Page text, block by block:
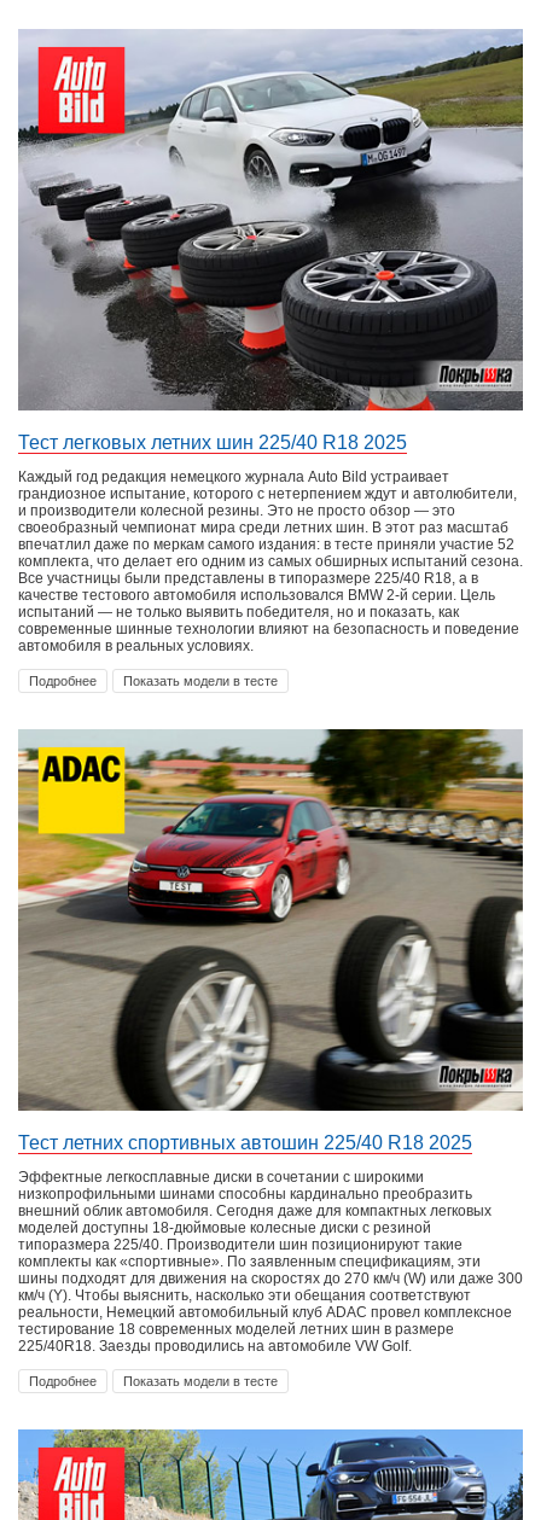
Тест легковых летних шин 225/40 R18 2025
Каждый год редакция немецкого журнала Auto Bild устраивает
грандиозное испытание, которого с нетерпением ждут и автолюбители,
и производители колесной резины. Это не просто обзор — это
своеобразный чемпионат мира среди летних шин. В этот раз масштаб
впечатлил даже по меркам самого издания: в тесте приняли участие 52
комплекта, что делает его одним из самых обширных испытаний сезона.
Все участницы были представлены в типоразмере 225/40 R18, а в
качестве тестового автомобиля использовался BMW 2-й серии. Цель
испытаний — не только выявить победителя, но и показать, как
современные шинные технологии влияют на безопасность и поведение
автомобиля в реальных условиях.
Подробнее Показать модели в тесте
Тест летних спортивных автошин 225/40 R18 2025
Эффектные легкосплавные диски в сочетании с широкими
низкопрофильными шинами способны кардинально преобразить
внешний облик автомобиля. Сегодня даже для компактных легковых
моделей доступны 18-дюймовые колесные диски с резиной
типоразмера 225/40. Производители шин позиционируют такие
комплекты как «спортивные». По заявленным спецификациям, эти
шины подходят для движения на скоростях до 270 км/ч (W) или даже 300
км/ч (Y). Чтобы выяснить, насколько эти обещания соответствуют
реальности, Немецкий автомобильный клуб ADAC провел комплексное
тестирование 18 современных моделей летних шин в размере
225/40R18. Заезды проводились на автомобиле VW Golf.
Подробнее Показать модели в тесте